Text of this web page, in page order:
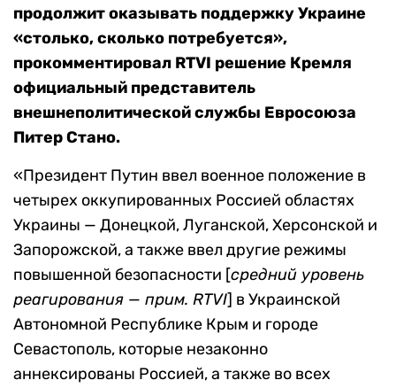
продолжит оказывать поддержку Украине
«столько, сколько потребуется»,
прокомментировал RTVI решение Кремля
официальный представитель
внешнеполитической службы Евросоюза
Питер Стано.
«Президент Путин ввел военное положение в
четырех оккупированных Россией областях
Украины — Донецкой, Луганской, Херсонской и
Запорожской, а также ввел другие режимы
повышенной безопасности [средний уровень
реагирования — прим. RTVI] в Украинской
Автономной Республике Крым и городе
Севастополь, которые незаконно
аннексированы Россией, а также во всех